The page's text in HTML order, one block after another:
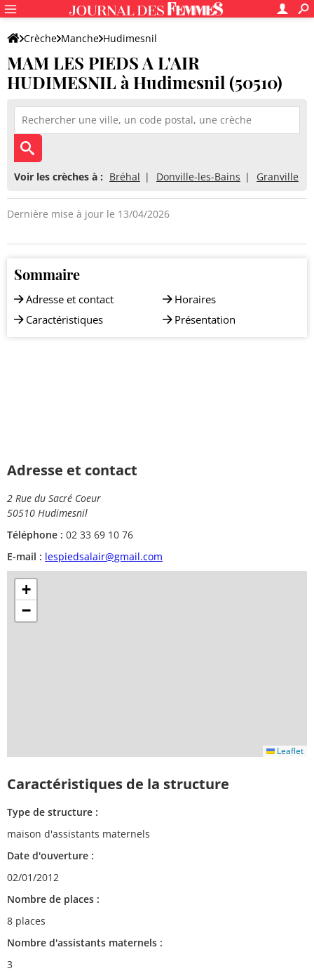
Crèche Manche Hudimesnil
MAM LES PIEDS A L'AIR HUDIMESNIL
MAM LES PIEDS A L'AIR
HUDIMESNIL à Hudimesnil (50510)
Voir les crèches à : Bréhal Donville-les-Bains Granville
Dernière mise à jour le 13/04/2026
Sommaire
Adresse et contact
Caractéristiques
Horaires
Présentation
Adresse et contact
2 Rue du Sacré Coeur
50510 Hudimesnil
Téléphone : 02 33 69 10 76
E-mail : lespiedsalair@gmail.com
+
−
Leaflet
Caractéristiques de la structure
Type de structure :
maison d'assistants maternels
Date d'ouverture :
02/01/2012
Nombre de places :
8 places
Nombre d'assistants maternels :
3